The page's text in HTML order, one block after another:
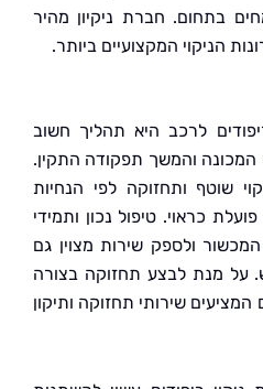
חברת ניקיון מהיר
המקצועיים ביותר.
היא תהליך חשוב
תפקודה התקין.
לפי הנחיות
טיפול נכון ותמידי
שירות מצוין גם
לבצע תחזוקה בצורה
תחזוקה ותיקון